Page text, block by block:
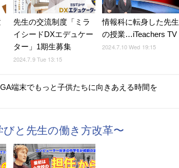
先生の交流制度「ミラ
イシードDXエデュケー
ター」1期生募集
2024.7.9 Tue 13:15
情報科に転身した先生
の授業…iTeachers TV
2024.7.10 Wed 19:15
端末でもっと子供たちに向きあえる時間を
びと先生の働き方改革〜